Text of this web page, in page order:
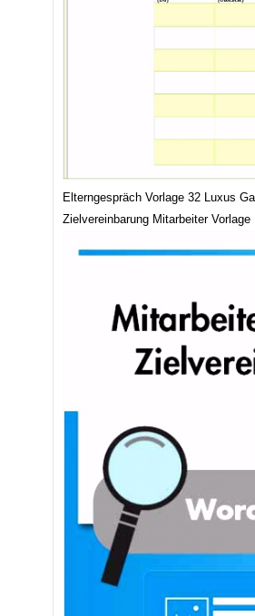
Elterngespräch Vorlage 32 Luxus
Zielvereinbarung Mitarbeiter